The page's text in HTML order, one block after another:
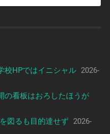
校HPではイニシャル 2026-
の看板はおろしたほうが
図るも目的達せず 2026-